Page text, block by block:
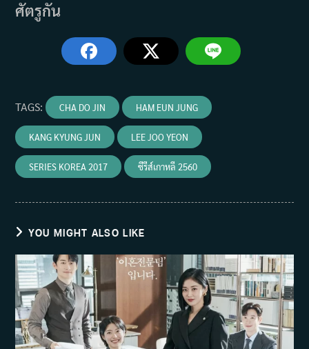
ศัตรูกัน
TAGS: CHA DO JIN HAM EUN JUNG
KANG KYUNG JUN LEE JOO YEON
SERIES KOREA 2017 ซีรีส์เกาหลี 2560
YOU MIGHT ALSO LIKE